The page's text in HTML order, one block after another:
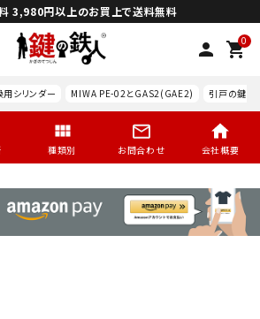
3,980円以上のお買上で送料無料
person 0
shopping_cart
用シリンダー MIWA PE-02とGAS2(GAE2) 引戸の鍵交
種類別 お問合わせ 会社概要